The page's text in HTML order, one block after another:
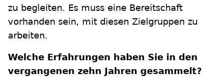
zu begleiten. Es muss eine Bereitschaft
vorhanden sein, mit diesen Zielgruppen zu
arbeiten.
Welche Erfahrungen haben Sie in den
vergangenen zehn Jahren gesammelt?